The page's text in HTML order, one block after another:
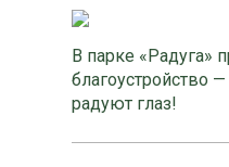
В парке «Радуга»
благоустройство
радуют глаз!